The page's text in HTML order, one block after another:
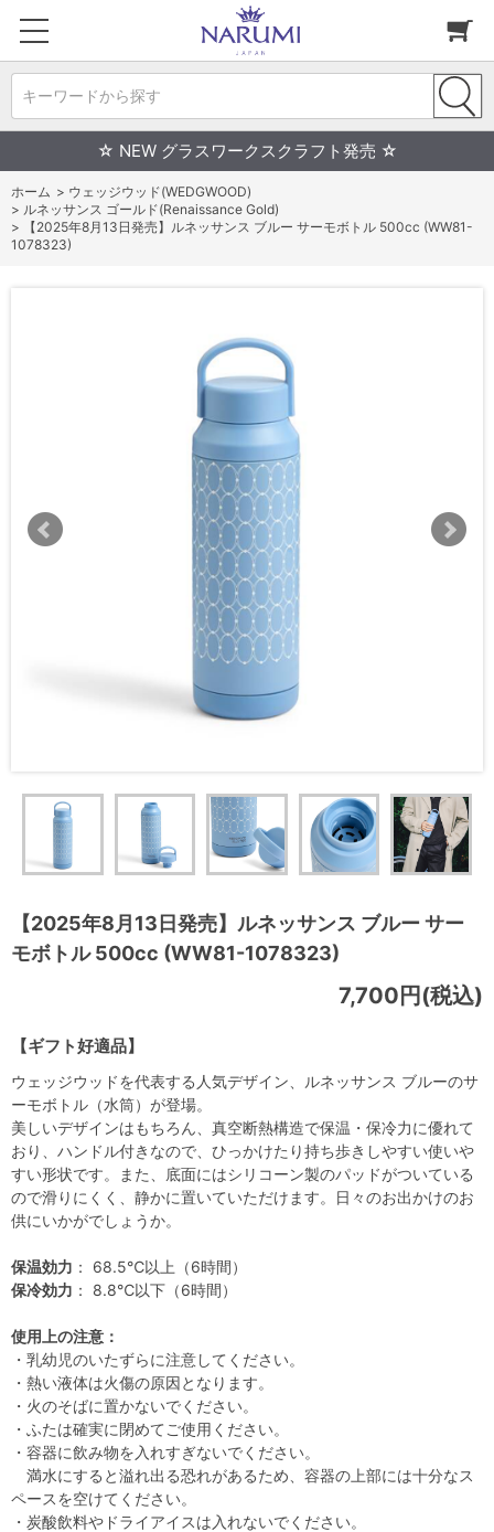
キーワードから探す
☆ NEW グラスワークスクラフト発売 ☆
ホーム > ウェッジウッド(WEDGWOOD)
> ルネッサンス ゴールド(Renaissance Gold)
>
【2025年8月13日発売】ルネッサンス ブルー サーモボトル 500cc (WW81-
1078323)
【2025年8月13日発売】ルネッサンス ブルー サー
モボトル 500cc (WW81-1078323)
【ギフト好適品】
7,700円(税込)
ウェッジウッドを代表する人気デザイン、ルネッサンス ブルーのサ
ーモボトル（水筒）が登場。
美しいデザインはもちろん、真空断熱構造で保温・保冷力に優れて
おり、ハンドル付きなので、ひっかけたり持ち歩きしやすい使いや
すい形状です。また、底面にはシリコーン製のパッドがついている
ので滑りにくく、静かに置いていただけます。日々のお出かけのお
供にいかがでしょうか。
保温効力 ： 68.5℃以上（6時間）
保冷効力 ： 8.8℃以下（6時間）
使用上の注意：
・乳幼児のいたずらに注意してください。
・熱い液体は火傷の原因となります。
・火のそばに置かないでください。
・ふたは確実に閉めてご使用ください。
・容器に飲み物を入れすぎないでください。
満水にすると溢れ出る恐れがあるため、容器の上部には十分なス
ペースを空けてください。
・炭酸飲料やドライアイスは入れないでください。